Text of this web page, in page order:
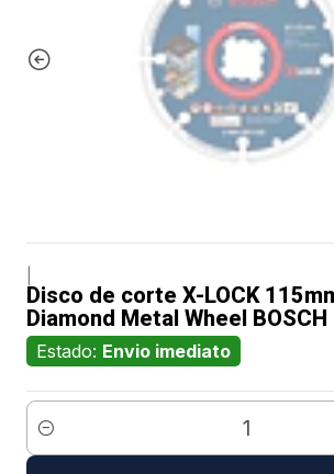
Disco de corte X-LOCK
Diamond Metal Wheel BOSCH
Estado: Envio imediato
Quantidade